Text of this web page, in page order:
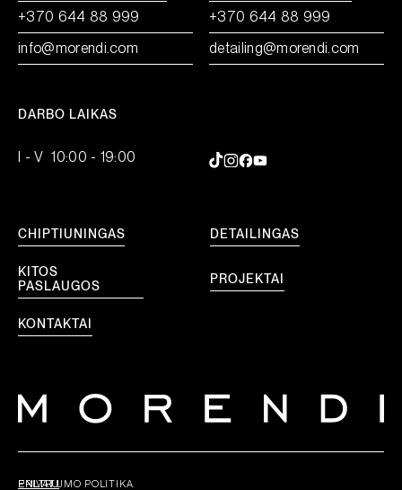
+370 644 88 999
info@morendi.com
+370 644 88 999
detailing@morendi.com
DARBO LAIKAS
I - V 10:00 - 19:00
CHIPTIUNINGAS DETAILINGAS
KITOS
PASLAUGOS
PROJEKTAI
KONTAKTAI
PRIVATUMO POLITIKA
ENLTRU